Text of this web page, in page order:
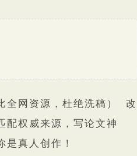
全网资源，杜绝洗稿） 改
权威来源，写论文神
真人创作！